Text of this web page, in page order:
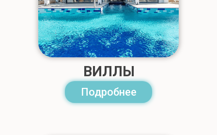
ВИЛЛЫ
Подробнее